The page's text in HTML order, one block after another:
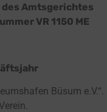
Amtsgerichtes
VR 1150 ME
Büsum e.V.“.